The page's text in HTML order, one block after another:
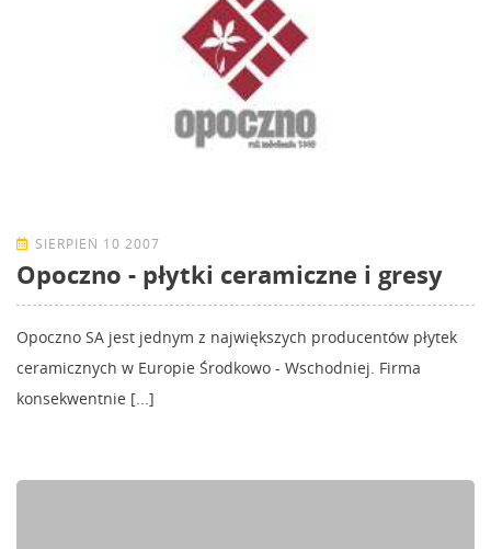
SIERPIEŃ 10 2007
Opoczno - płytki ceramiczne i gresy
Opoczno SA jest jednym z największych producentów płytek
ceramicznych w Europie Środkowo - Wschodniej. Firma
konsekwentnie [...]